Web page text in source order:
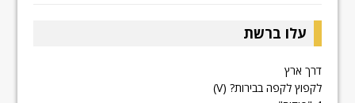
עלו ברשת
דרך ארץ
לקפוץ לקפה בבירות? (V)